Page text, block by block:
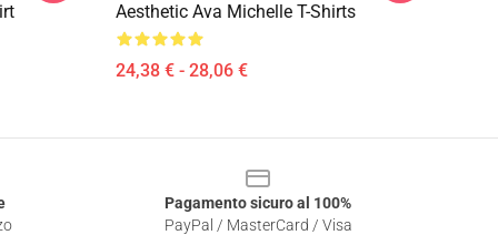
Aesthetic Ava Michelle T-Shirts
24,38 € - 28,06 €
Pagamento sicuro al 100%
PayPal / MasterCard / Visa